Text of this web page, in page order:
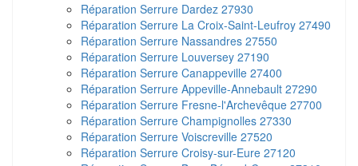
Réparation Serrure Dardez 27930
Réparation Serrure La Croix-Saint-Leufroy 27490
Réparation Serrure Nassandres 27550
Réparation Serrure Louversey 27190
Réparation Serrure Canappeville 27400
Réparation Serrure Appeville-Annebault 27290
Réparation Serrure Fresne-l'Archevêque 27700
Réparation Serrure Champignolles 27330
Réparation Serrure Voiscreville 27520
Réparation Serrure Croisy-sur-Eure 27120